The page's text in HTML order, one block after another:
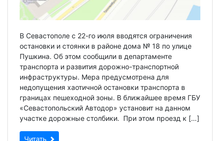
В Севастополе с 22-го июля вводятся ограничения
остановки и стоянки в районе дома № 18 по улице
Пушкина. Об этом сообщили в департаменте
транспорта и развития дорожно-транспортной
инфраструктуры. Мера предусмотрена для
недопущения хаотичной остановки транспорта в
границах пешеходной зоны. В ближайшее время ГБУ
«Севастопольский Автодор» установит на данном
участке дорожные столбики. При этом проезд к […]
Читать